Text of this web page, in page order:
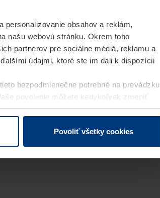
personalizovanie obsahov a reklám,
našu webovú stránku. Okrem toho
partnerov pre sociálne médiá, reklamu a
údajmi, ktoré ste im dali k dispozícii
bezpodmienečne potrebné na prevádzku
povolenie môžete kedykoľvek zmeniť
údajovnašej webovej stránky.
Povoliť všetky cookies